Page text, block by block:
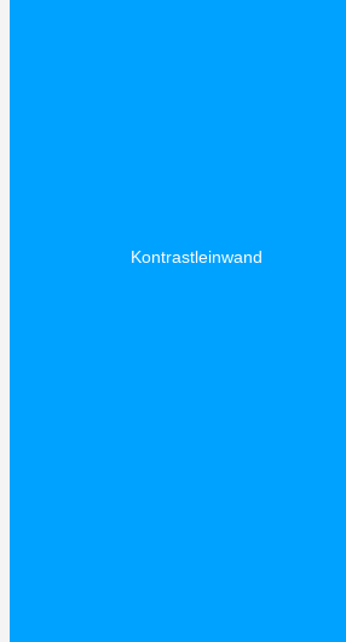
Kontrastleinwand